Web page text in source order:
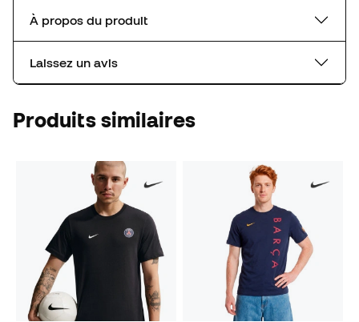
À propos du produit
Laissez un avis
Produits similaires